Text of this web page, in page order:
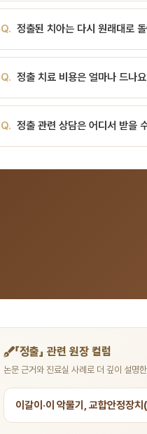
만, 나중에 임플란트나 보철을 할 공간
Q. 정출된 치아는 다시 원래대로
게 부족하면 발치를 검토하기도 합니
Q. 정출 치료 비용은 얼마나 드나
장치와 기간에 따라, 병적 정출은 교
2892로 상담 가능합니다.
Q. 정출 관련 상담은 어디서 받을
「정출」 관련 원장 컬럼
논문 근거와 진료실 사례로 더 깊이 설명
이갈이·이 악물기, 교합안정장